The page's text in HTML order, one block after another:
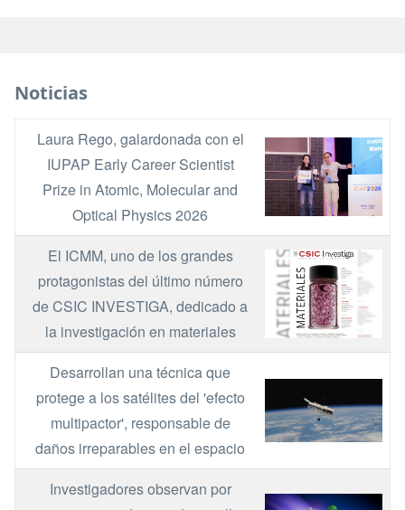
Noticias
Laura Rego, galardonada con el
IUPAP Early Career Scientist
Prize in Atomic, Molecular and
Optical Physics 2026
Image
El ICMM, uno de los grandes
protagonistas del último número
de CSIC INVESTIGA, dedicado a
la investigación en materiales
Image
Desarrollan una técnica que
protege a los satélites del 'efecto
multipactor', responsable de
daños irreparables en el espacio
Investigadores observan por